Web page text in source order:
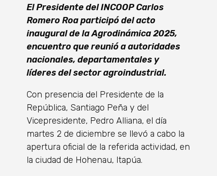
El Presidente del INCOOP Carlos
Romero Roa participó del acto
inaugural de la Agrodinámica 2025,
encuentro que reunió a autoridades
nacionales, departamentales y
líderes del sector agroindustrial.
Con presencia del Presidente de la
República, Santiago Peña y del
Vicepresidente, Pedro Alliana, el día
martes 2 de diciembre se llevó a cabo la
apertura oficial de la referida actividad, en
la ciudad de Hohenau, Itapúa.